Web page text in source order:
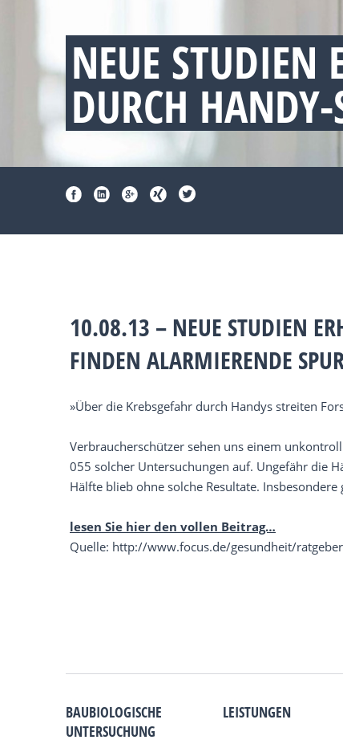
NEUE STUDIEN
DURCH
10.08.13 – NEUE STUDIEN
FINDEN ALARMIERENDE
»Über die Krebsgefahr durch Handys streiten
Verbraucherschützer sehen uns einem
055 solcher Untersuchungen auf. Ungefähr die
Hälfte blieb ohne solche Resultate.
lesen Sie hier den vollen Beitrag…
Quelle: http://www.focus.de/gesundheit/
BAUBIOLOGISCHE
UNTERSUCHUNG
LEISTUNGEN